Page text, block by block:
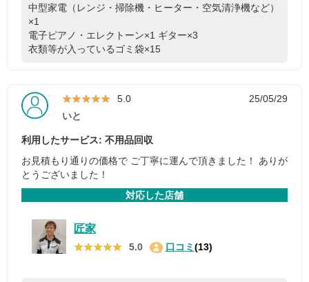
中型家電（レンジ・掃除機・ヒーター・空気清浄機など）
×1
電子ピアノ・エレクトーン×1 ギター×3
衣類等が入っているゴミ袋×15
★★★★★
★★★★★ 5.0
25/05/29
いと
利用したサービス: 不用品回収
お見積もり通りの価格で ご丁寧に運んで頂きました！ ありが
とうございました！
対応した店舗
匠家
★★★★★
★★★★★ 5.0 口コミ (13)